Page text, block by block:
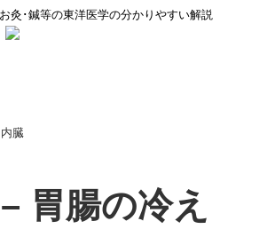
灸･鍼等の東洋医学の分かりやすい解説
内臓
胃腸の冷え